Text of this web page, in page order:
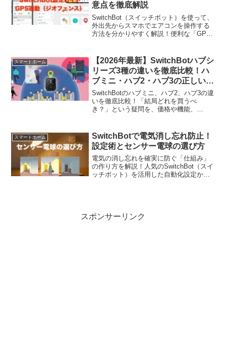
意点を徹底解説
SwitchBot（スイッチボット）を使って、
外出先からスマホでエアコンを操作する
方法を分かりやすく解説！便利な「GPS
オンにするコツまで紹介します。エアコ
ンの消し忘れを防ぎ、電気代の節約と快
適な暮らしを両立したい方は必見です。
スマートホーム
【2026年最新】SwitchBotハブシ
リーズ3種の違いを徹底比較！ハ
ブミニ・ハブ2・ハブ3の正しい選
び方
SwitchBotのハブミニ、ハブ2、ハブ3の違
いを徹底比較！「結局どれを買うべ
き？」という疑問を、価格や機能、
環境に合わせた失敗しない選び方をプロ
が伝授！
スマートホーム
SwitchBotで電気消し忘れ防止！
設定術とセンサー電球の選び方
電気の消し忘れを確実に防ぐ「仕組み」
の作り方を解説！人気のSwitchBot（スイ
ッチボット）を活用した自動化設定か
レスをゼロにしたい方は必見の実践ガイ
ドです。
スポンサーリンク